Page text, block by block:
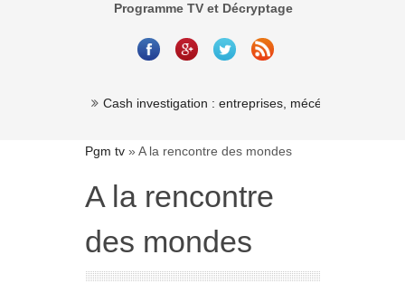
Programme TV et Décryptage
Cash investigation : entreprises, mécénat,
Pgm tv » A la rencontre des mondes
A la rencontre
des mondes